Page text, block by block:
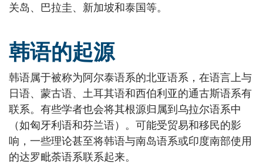
关岛、巴拉圭、新加坡和泰国等。
韩语的起源
韩语属于被称为阿尔泰语系的北亚语系，在语言上与
日语、蒙古语、土耳其语和西伯利亚的通古斯语系有
联系。有些学者也会将其根源归属到乌拉尔语系中
（如匈牙利语和芬兰语）。可能受贸易和移民的影
响，一些理论甚至将韩语与南岛语系或印度南部使用
的达罗毗荼语系联系起来。